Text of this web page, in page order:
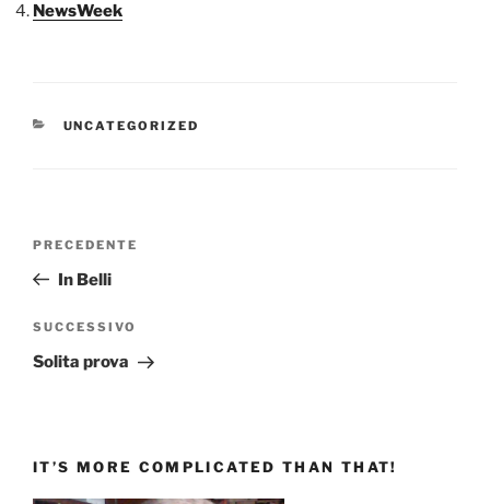
NewsWeek
CATEGORIE
UNCATEGORIZED
Articolo
precedente:
PRECEDENTE
In Belli
Articolo
successivo
SUCCESSIVO
Solita prova
IT’S MORE COMPLICATED THAN THAT!